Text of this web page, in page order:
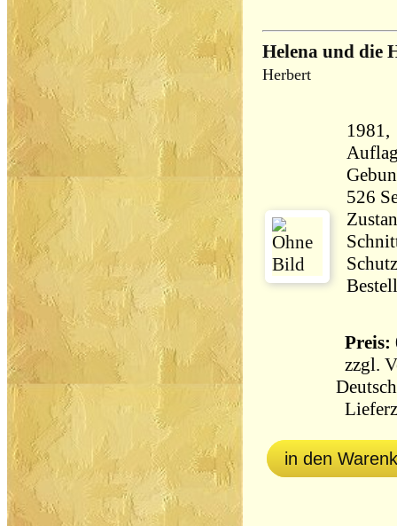
Helena und die
Herbert
Preis:
zzgl.
in den